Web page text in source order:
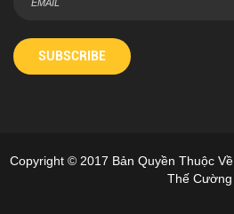
SUBSCRIBE
Copyright © 2017 Bản Quyền Thuộc Về
Thế Cường